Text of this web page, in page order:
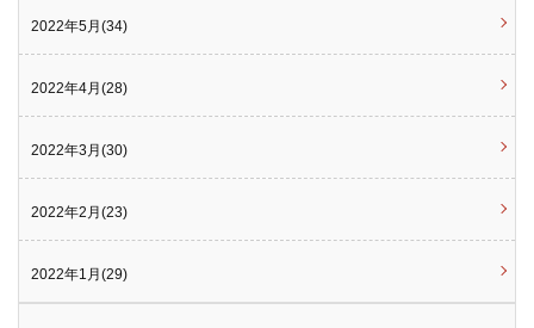
2022年5月(34)
2022年4月(28)
2022年3月(30)
2022年2月(23)
2022年1月(29)